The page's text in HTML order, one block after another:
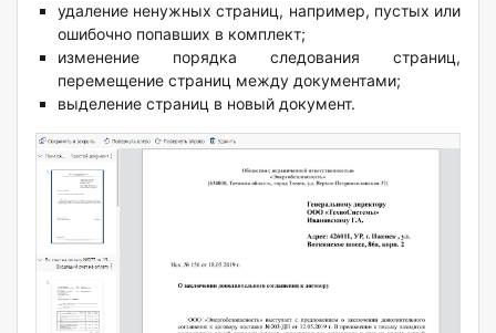
удаление ненужных страниц, например, пустых или
ошибочно попавших в комплект;
изменение порядка следования страниц,
перемещение страниц между документами;
выделение страниц в новый документ.